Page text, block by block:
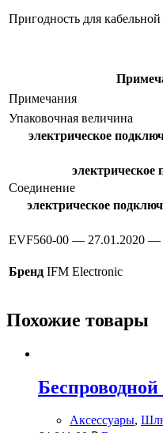
Пригодность для
Примечания
Упаковочная величина
электрическое
электрическое
Соединение
электрическое
EVF560-00 — 27.01.2020 —
Бренд IFM Electronic
Похожие товары
Аксессуары,